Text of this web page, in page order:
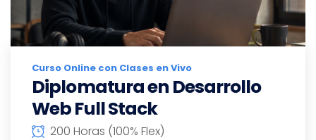
Curso Online con Clases en Vivo
Diplomatura en Desarrollo
Web Full Stack
200 Horas (100% Flex)